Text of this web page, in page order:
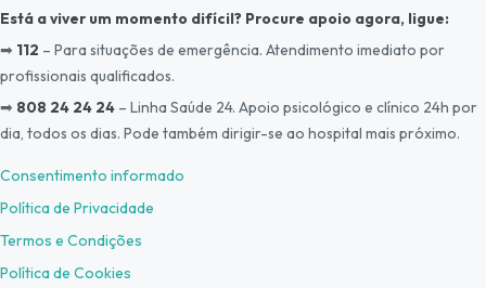
Está a viver um momento difícil? Procure apoio agora, ligue:
➡ 112 – Para situações de emergência. Atendimento imediato por
profissionais qualificados.
➡ 808 24 24 24 – Linha Saúde 24. Apoio psicológico e clínico 24h por
dia, todos os dias. Pode também dirigir-se ao hospital mais próximo.
Consentimento informado
Política de Privacidade
Termos e Condições
Política de Cookies